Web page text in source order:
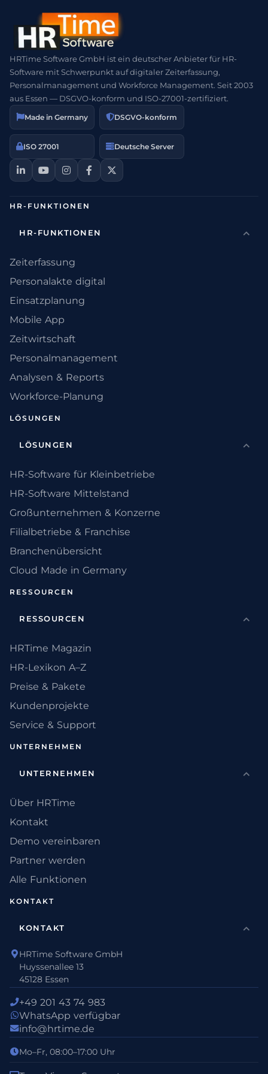
HRTime Software GmbH ist ein deutscher Anbieter für HR-
Software mit Schwerpunkt auf digitaler Zeiterfassung,
Personalmanagement und Workforce Management. Seit 2003
aus Essen — DSGVO-konform und ISO-27001-zertifiziert.
Made in Germany DSGVO-konform
ISO 27001 Deutsche Server
HR-FUNKTIONEN
HR-FUNKTIONEN
Zeiterfassung
Personalakte digital
Einsatzplanung
Mobile App
Zeitwirtschaft
Personalmanagement
Analysen & Reports
Workforce-Planung
LÖSUNGEN
LÖSUNGEN
HR-Software für Kleinbetriebe
HR-Software Mittelstand
Großunternehmen & Konzerne
Filialbetriebe & Franchise
Branchenübersicht
Cloud Made in Germany
RESSOURCEN
RESSOURCEN
HRTime Magazin
HR-Lexikon A–Z
Preise & Pakete
Kundenprojekte
Service & Support
UNTERNEHMEN
UNTERNEHMEN
Über HRTime
Kontakt
Demo vereinbaren
Partner werden
Alle Funktionen
KONTAKT
KONTAKT
HRTime Software GmbH
Huyssenallee 13
45128 Essen
+49 201 43 74 983
WhatsApp verfügbar
info@hrtime.de
Mo–Fr, 08:00–17:00 Uhr